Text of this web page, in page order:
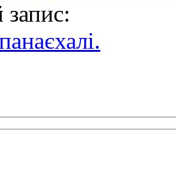
запис: